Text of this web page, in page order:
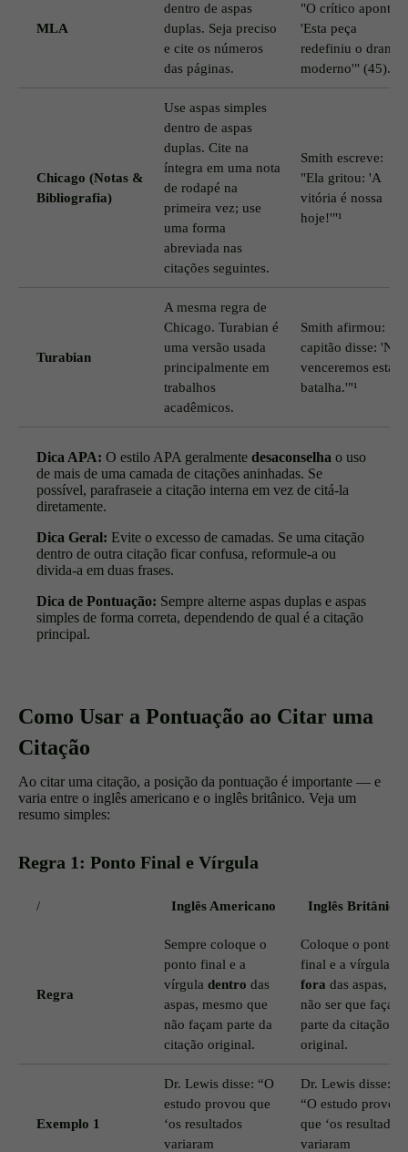
MLA
dentro de aspas
duplas. Seja preciso
e cite os números
das páginas.
"O crítico apontou:
'Esta peça
redefiniu o drama
moderno'" (45).
Chicago (Notas &
Bibliografia)
Use aspas simples
dentro de aspas
duplas. Cite na
íntegra em uma nota
de rodapé na
primeira vez; use
uma forma
abreviada nas
citações seguintes.
Smith escreve:
"Ela gritou: 'A
vitória é nossa
hoje!'"¹
Turabian
A mesma regra de
Chicago. Turabian é
uma versão usada
principalmente em
trabalhos
acadêmicos.
Smith afirmou: "O
capitão disse: 'Nós
venceremos esta
batalha.'"¹
Dica APA: O estilo APA geralmente desaconselha o uso
de mais de uma camada de citações aninhadas. Se
possível, parafraseie a citação interna em vez de citá-la
diretamente.
Dica Geral: Evite o excesso de camadas. Se uma citação
dentro de outra citação ficar confusa, reformule-a ou
divida-a em duas frases.
Dica de Pontuação: Sempre alterne aspas duplas e aspas
simples de forma correta, dependendo de qual é a citação
principal.
Como Usar a Pontuação ao Citar uma
Citação
Ao citar uma citação, a posição da pontuação é importante — e
varia entre o inglês americano e o inglês britânico. Veja um
resumo simples:
Regra 1: Ponto Final e Vírgula
/ Inglês Americano Inglês Britânico
Regra
Sempre coloque o
ponto final e a
vírgula dentro das
aspas, mesmo que
não façam parte da
citação original.
Coloque o ponto
final e a vírgula
fora das aspas, a
não ser que façam
parte da citação
original.
Exemplo 1
Dr. Lewis disse: “O
estudo provou que
‘os resultados
variaram
Dr. Lewis disse:
“O estudo provou
que ‘os resultados
variaram